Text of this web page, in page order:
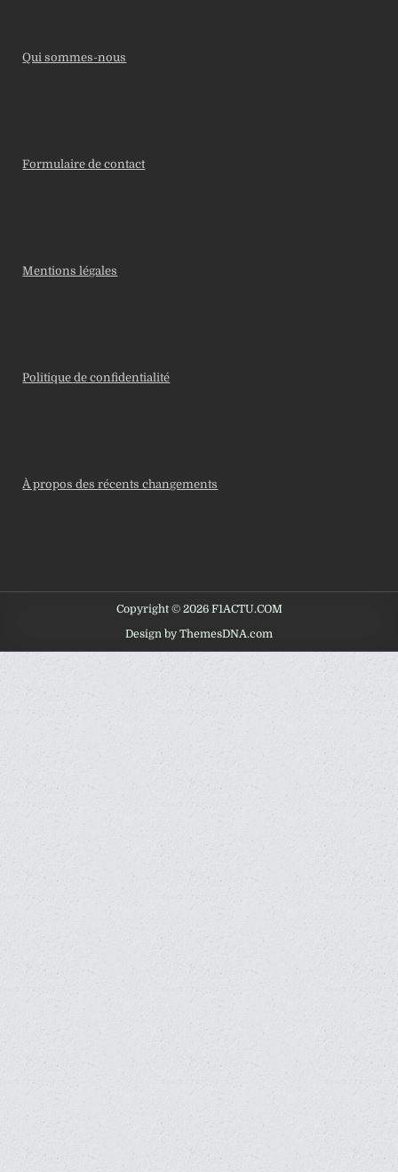
Qui sommes-nous
Formulaire de contact
Mentions légales
Politique de confidentialité
À propos des récents changements
Copyright © 2026 F1ACTU.COM
Design by ThemesDNA.com